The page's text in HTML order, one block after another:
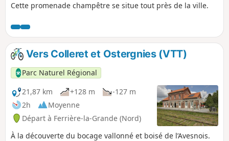
Cette promenade champêtre se situe tout près de la ville.
Vers Colleret et Ostergnies (VTT)
Parc Naturel Régional
21,87 km
+128 m
-127 m
2h
Moyenne
Départ à Ferrière-la-Grande (Nord)
À la découverte du bocage vallonné et boisé de l’Avesnois.